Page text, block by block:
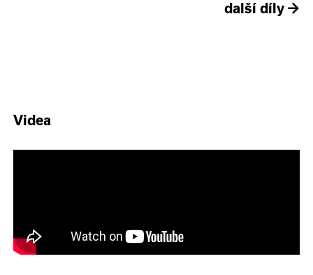
další díly →
Videa